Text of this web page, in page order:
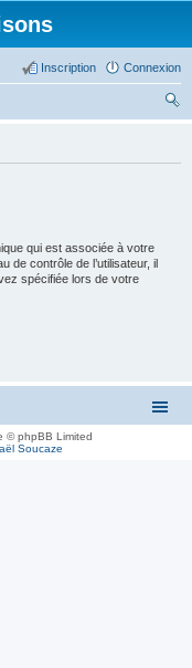
Connexion
Inscription
qui est associée à votre
de contrôle de l’utilisateur, il
spécifiée lors de votre
© phpBB Limited
Soucaze